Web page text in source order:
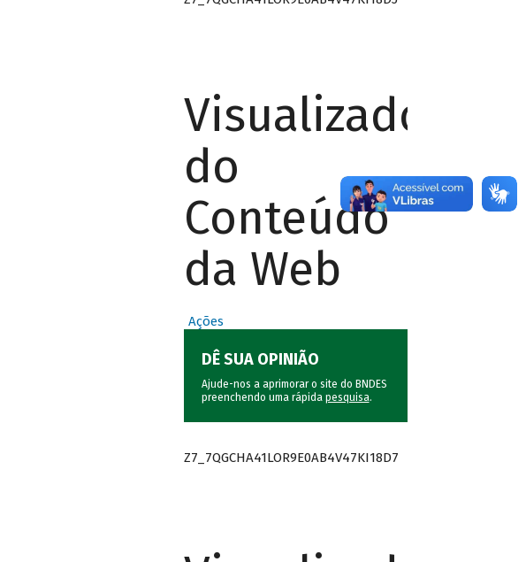
Visualizador
do
Conteúdo
da Web
Ações
DÊ SUA OPINIÃO
Ajude-nos a aprimorar o site do BNDES
preenchendo uma rápida pesquisa.
Z7_7QGCHA41LOR9E0AB4V47KI18D7